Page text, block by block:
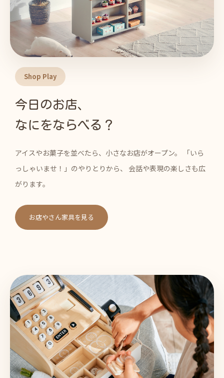
Shop Play
今日のお店、
なにをならべる？
アイスやお菓子を並べたら、小さなお店がオープン。 「いら
っしゃいませ！」のやりとりから、 会話や表現の楽しさも広
がります。
お店やさん家具を見る